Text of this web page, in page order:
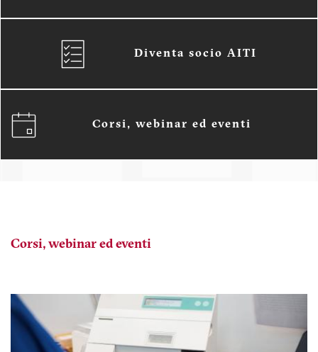
Diventa socio AITI
Corsi, webinar ed eventi
Corsi, webinar ed eventi